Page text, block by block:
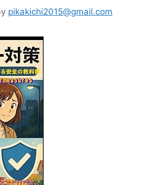
pikakichi2015@gmail.com